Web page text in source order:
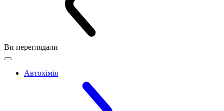
Ви переглядали
Автохімія